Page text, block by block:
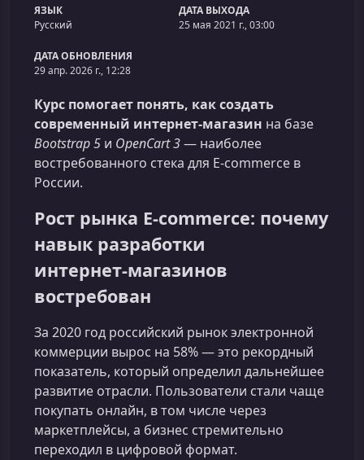
ЯЗЫК
Русский
ДАТА ВЫХОДА
25 мая 2021 г., 03:00
ДАТА ОБНОВЛЕНИЯ
29 апр. 2026 г., 12:28
Курс помогает понять, как создать
современный интернет‑магазин на базе
Bootstrap 5 и OpenCart 3— наиболее
востребованного стека для E‑commerce в
России.
Рост рынка E-commerce: почему
навык разработки
интернет‑магазинов
востребован
За 2020 год российский рынок электронной
коммерции вырос на 58% — это рекордный
показатель, который определил дальнейшее
развитие отрасли. Пользователи стали чаще
покупать онлайн, в том числе через
маркетплейсы, а бизнес стремительно
переходил в цифровой формат.